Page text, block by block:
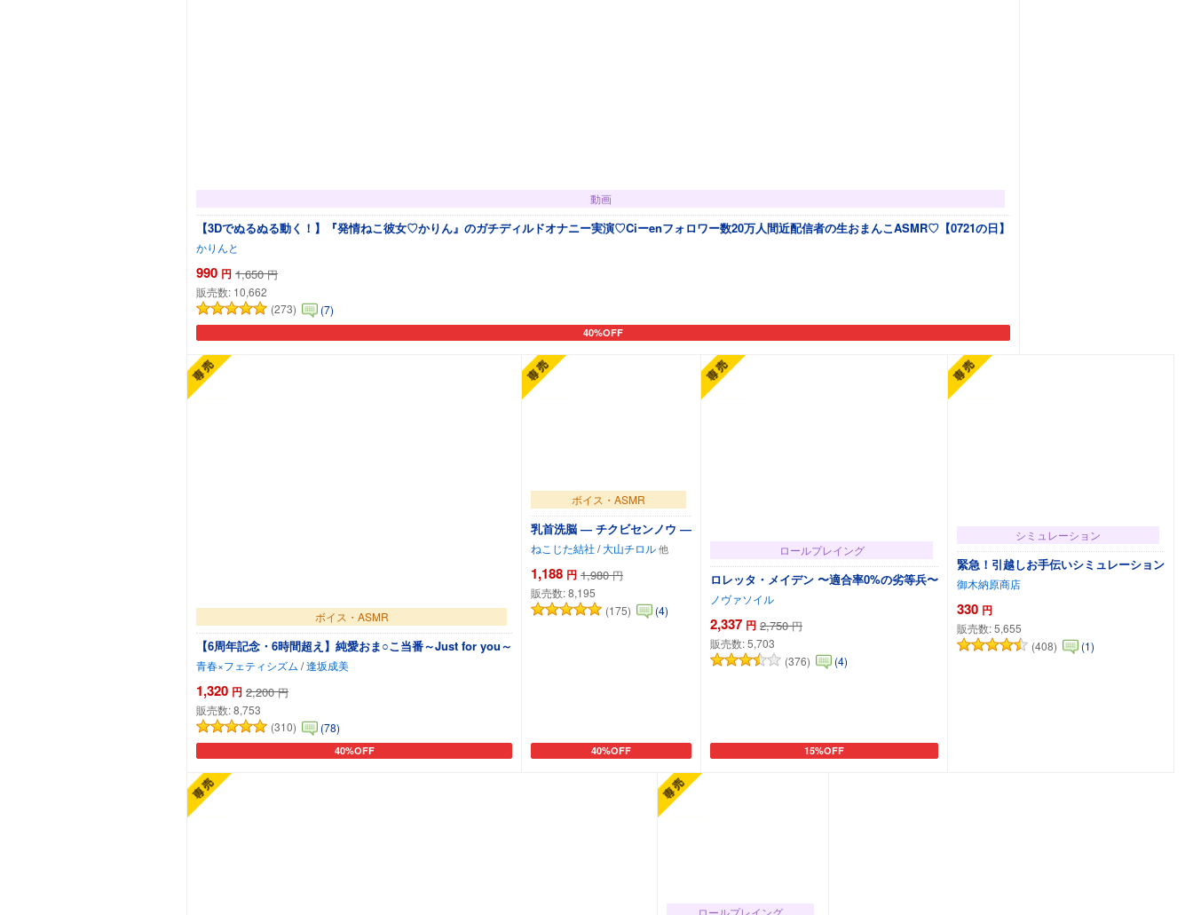
動画
【3Dでぬるぬる動く！】『発情ねこ彼女♡かりん』のガチディルドオナニー実演♡Ciーenフォロワー数20万人間近配信者の生おまんこASMR♡【0721の日】
かりんと
990 円 1,650 円
販売数: 10,662
(273)
(7)
40%OFF
カートに追加
ボイス・ASMR
【6周年記念・6時間超え】純愛おま○こ当番～Just for you～
青春×フェティシズム /逢坂成美
1,320 円 2,200 円
販売数:8,753
(310)
(78)
40%OFF
カートに追加
ボイス・ASMR
乳首洗脳 ― チクビセンノウ ―
ねこじた結社 /大山チロル
1,188 円 1,980 円
販売数:8,195
(175)
(4)
40%OFF
カートに追加
ロールプレイング
ロレッタ・メイデン 〜適合率0%の劣等兵〜
ノヴァソイル
2,337 円 2,750 円
販売数:5,703
(376)
(4)
15%OFF
カートに追加
シミュレーション
緊急！引越しお手伝いシミュレーション
御木納原商店
330 円
販売数:5,655
(408)
(1)
ロールプレイング